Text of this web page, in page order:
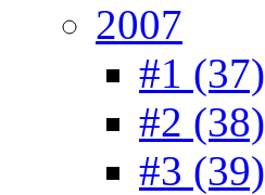
2007
#1 (37)
#2 (38)
#3 (39)